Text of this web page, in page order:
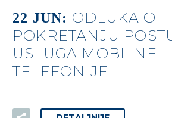
22 JUN: ODLUKA O
POKRETANJU
USLUGA MOBILNE
TELEFONIJE